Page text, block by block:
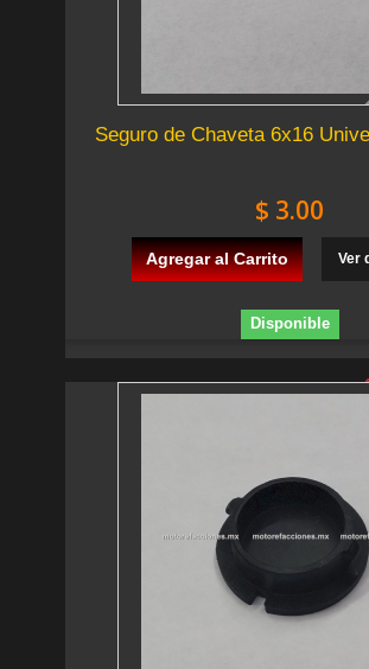
Seguro de Chaveta 6x16
$ 3.00
Agregar al Carrito Ver
Disponible